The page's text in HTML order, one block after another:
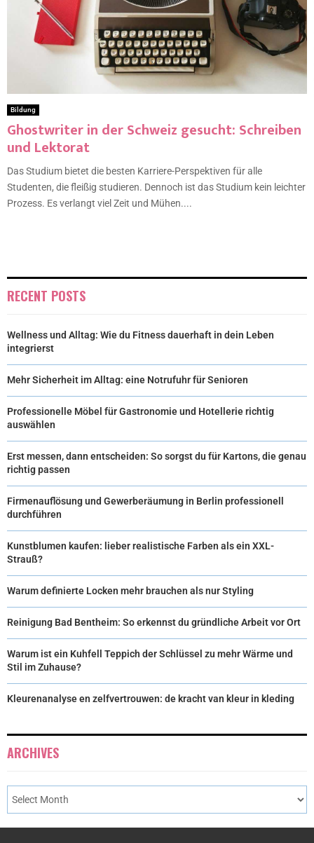
Bildung
Ghostwriter in der Schweiz gesucht: Schreiben
und Lektorat
Das Studium bietet die besten Karriere-Perspektiven für alle
Studenten, die fleißig studieren. Dennoch ist das Studium kein leichter
Prozess. Es verlangt viel Zeit und Mühen....
RECENT POSTS
Wellness und Alltag: Wie du Fitness dauerhaft in dein Leben
integrierst
Mehr Sicherheit im Alltag: eine Notrufuhr für Senioren
Professionelle Möbel für Gastronomie und Hotellerie richtig
auswählen
Erst messen, dann entscheiden: So sorgst du für Kartons, die genau
richtig passen
Firmenauflösung und Gewerberäumung in Berlin professionell
durchführen
Kunstblumen kaufen: lieber realistische Farben als ein XXL-
Strauß?
Warum definierte Locken mehr brauchen als nur Styling
Reinigung Bad Bentheim: So erkennst du gründliche Arbeit vor Ort
Warum ist ein Kuhfell Teppich der Schlüssel zu mehr Wärme und
Stil im Zuhause?
Kleurenanalyse en zelfvertrouwen: de kracht van kleur in kleding
ARCHIVES